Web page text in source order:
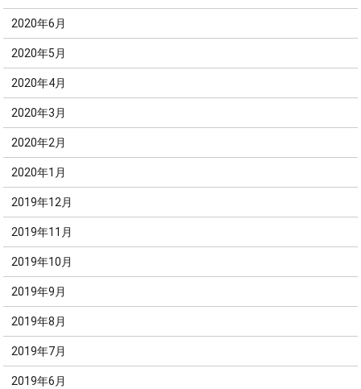
2020年6月
2020年5月
2020年4月
2020年3月
2020年2月
2020年1月
2019年12月
2019年11月
2019年10月
2019年9月
2019年8月
2019年7月
2019年6月